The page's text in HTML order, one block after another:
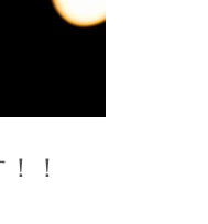
！